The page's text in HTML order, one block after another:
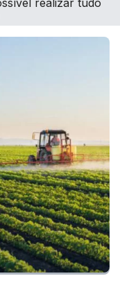
realizar tudo